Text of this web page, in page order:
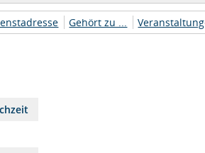
Gehört zu ...